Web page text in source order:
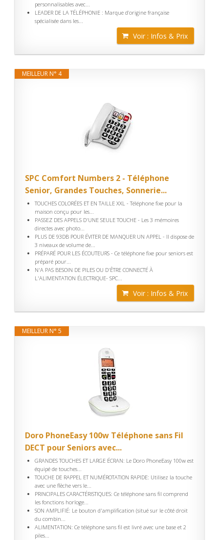
personnalisables avec...
LEADER DE LA TÉLÉPHONIE : Marque d’origine française
spécialisée dans les...
Voir : Infos & Prix
MEILLEUR N° 4
SPC Comfort Numbers 2 - Téléphone
Senior, Grandes Touches, Sonnerie...
TOUCHES COLORÉES ET EN TAILLE XXL - Téléphone fixe pour la
maison conçu pour les...
PASSEZ DES APPELS D'UNE SEULE TOUCHE - Les 3 mémoires
directes avec photo...
PLUS DE 93DB POUR ÉVITER DE MANQUER UN APPEL - Il dispose de
3 niveaux de volume de...
PRÉPARÉ POUR LES ÉCOUTEURS - Ce téléphone fixe pour seniors est
préparé pour...
N'A PAS BESOIN DE PILES OU D'ÊTRE CONNECTÉ À
L'ALIMENTATION ÉLECTRIQUE- SPC...
Voir : Infos & Prix
MEILLEUR N° 5
Doro PhoneEasy 100w Téléphone sans Fil
DECT pour Seniors avec...
GRANDES TOUCHES ET LARGE ÉCRAN: Le Doro PhoneEasy 100w est
équipé de touches...
TOUCHE DE RAPPEL ET NUMÉROTATION RAPIDE: Utilisez la touche
avec une flèche vers le...
PRINCIPALES CARACTÉRISTIQUES: Ce téléphone sans fil comprend
les fonctions horloge...
SON AMPLIFIÉ: Le bouton d'amplification (situé sur le côté droit
du combin...
ALIMENTATION: Ce téléphone sans fil est livré avec une base et 2
piles...